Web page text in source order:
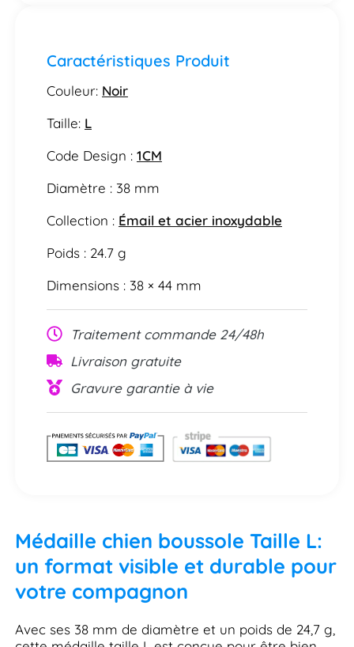
Caractéristiques Produit
Couleur: Noir
Taille: L
Code Design : 1CM
Diamètre : 38 mm
Collection : Émail et acier inoxydable
Poids : 24.7 g
Dimensions : 38 × 44 mm
Traitement commande 24/48h
Livraison gratuite
Gravure garantie à vie
Médaille chien boussole Taille L:
un format visible et durable pour
votre compagnon
Avec ses 38 mm de diamètre et un poids de 24,7 g,